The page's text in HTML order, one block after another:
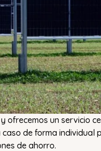
ofrecemos un servicio
de forma individual
de ahorro.